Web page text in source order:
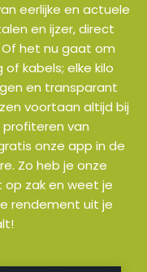
eerlijke en actuele
en ijzer, direct
het nu gaat om
kabels; elke kilo
en transparant
voortaan altijd bij
van
onze app in de
Zo heb je onze
zak en weet je
rendement uit je